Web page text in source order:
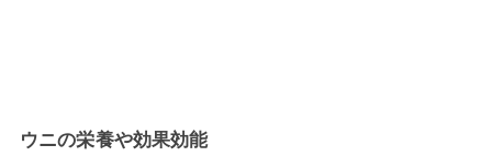
ウニの栄養や効果効能